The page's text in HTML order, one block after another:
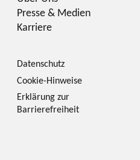
Presse & Medien
Karriere
Datenschutz
Cookie-Hinweise
Erklärung zur
Barrierefreiheit